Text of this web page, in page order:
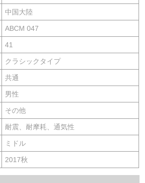
中国大陸
ABCM 047
41
クラシックタイプ
共通
男性
その他
耐震、耐摩耗、通気性
ミドル
2017秋